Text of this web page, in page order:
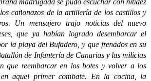
madrugada se pudo escuchar con nitidez
cañonazos de la artillería de los castillos y
Un mensajero trajo noticias del nuevo
que ya habían logrado desembarcar el
la playa del Bufadero, y que frenados en su
de Infantería de Canarias y las milicias
que reembarcar en los botes y volver a los
en aquel primer combate. En la cocina, la